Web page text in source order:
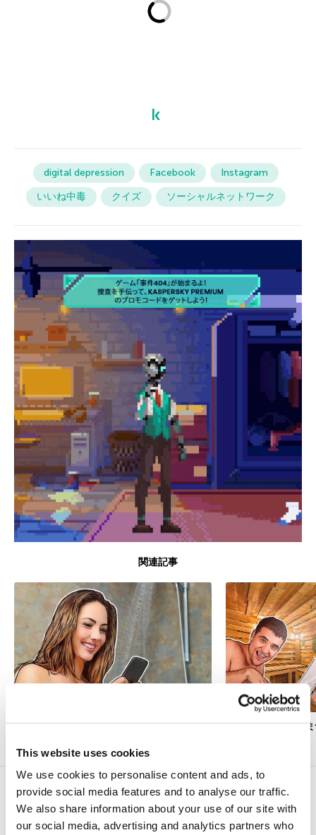
This website uses cookies
We use cookies to personalise content and ads, to
provide social media features and to analyse our traffic.
We also share information about your use of our site with
our social media, advertising and analytics partners who
digital depression Facebook
Instagram
いいね中毒
クイズ ソーシャルネットワーク
関連記事
クイズ：あなたのスマートフォン依存度は？ クイズ：ロシアに
こちらの記事もどうぞ
EyePyramid：のんきなマルウェア